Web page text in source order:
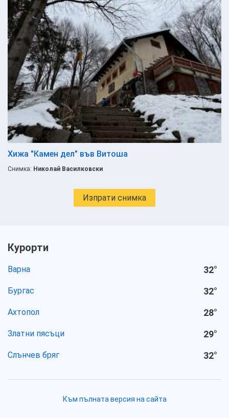
Хижа "Камен дел" във Витоша
Снимка: Николай Василковски
Изпрати снимка
Курорти
Варна 32°
Бургас 32°
Ахтопол 28°
Златни пясъци 29°
Слънчев бряг 32°
Към пълната версия на сайта